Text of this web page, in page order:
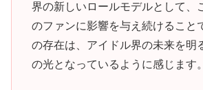
界の新しいロールモデルとして、
のファンに影響を与え続けること
の存在は、アイドル界の未来を明
の光となっているように感じます。